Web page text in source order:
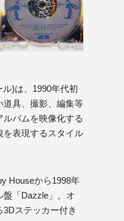
)は、1990年代初
道具、撮影、編集等
バムを映像化する
を表現するスタイル
Houseから1998年
盤「Dazzle」。オ
ステッカー付き